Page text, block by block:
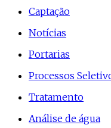
Captação
Notícias
Portarias
Processos
Tratamento
Análise de água